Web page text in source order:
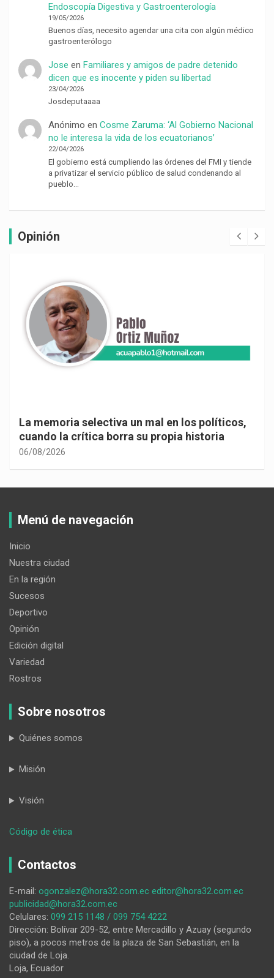
Endoscopía Digestiva y Gastroenterología
19/05/2026
Buenos días, necesito agendar una cita con algún médico
gastroenterólogo
Jose en Familiares y amigos de padre detenido
dicen que es inocente y piden su libertad
23/04/2026
Josdeputaaaa
Anónimo en Cosme Zaruma: ‘Al Gobierno Nacional
no le interesa la vida de los ecuatorianos’
22/04/2026
El gobierno está cumpliendo las órdenes del FMI y tiende
a privatizar el servicio público de salud condenando al
pueblo…
Opinión
La memoria selectiva un mal en los políticos,
cuando la crítica borra su propia historia
06/08/2026
Menú de navegación
Inicio
Nuestra ciudad
En la región
Sucesos
Deportivo
Opinión
Edición digital
Variedad
Rostros
Sobre nosotros
Quiénes somos
Misión
Visión
Código de ética
de
Guerrero
brillará
en
el
Festival
Contactos
E-mail: ogonzalez@hora32.com.ec editor@hora32.com.ec
publicidad@hora32.com.ec
Celulares: 099 215 1148 / 099 754 4222
Dirección: Bolívar 209-52, entre Mercadillo y Azuay (segundo
piso), a pocos metros de la plaza de San Sebastián, en la
ciudad de Loja.
Loja, Ecuador